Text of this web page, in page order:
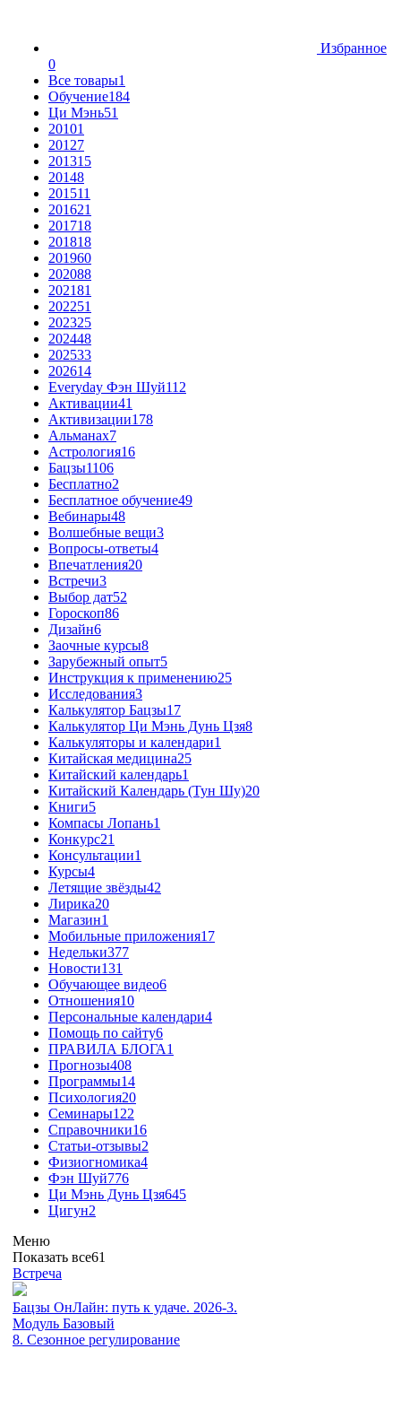
Избранное
0
Все товары1
Обучение184
Ци Мэнь51
20101
20127
201315
20148
201511
201621
201718
201818
201960
202088
202181
202251
202325
202448
202533
202614
Everyday Фэн Шуй112
Активации41
Активизации178
Альманах7
Астрология16
Бацзы1106
Бесплатно2
Бесплатное обучение49
Вебинары48
Волшебные вещи3
Вопросы-ответы4
Впечатления20
Встречи3
Выбор дат52
Гороскоп86
Дизайн6
Заочные курсы8
Зарубежный опыт5
Инструкция к применению25
Исследования3
Калькулятор Бацзы17
Калькулятор Ци Мэнь Дунь Цзя8
Калькуляторы и календари1
Китайская медицина25
Китайский календарь1
Китайский Календарь (Тун Шу)20
Книги5
Компасы Лопань1
Конкурс21
Консультации1
Курсы4
Летящие звёзды42
Лирика20
Магазин1
Мобильные приложения17
Недельки377
Новости131
Обучающее видео6
Отношения10
Персональные календари4
Помощь по сайту6
ПРАВИЛА БЛОГА1
Прогнозы408
Программы14
Психология20
Семинары122
Справочники16
Статьи-отзывы2
Физиогномика4
Фэн Шуй776
Ци Мэнь Дунь Цзя645
Цигун2
Меню
Показать все61
Встреча
Бацзы ОнЛайн: путь к удаче. 2026-3.
Модуль Базовый
8. Сезонное регулирование